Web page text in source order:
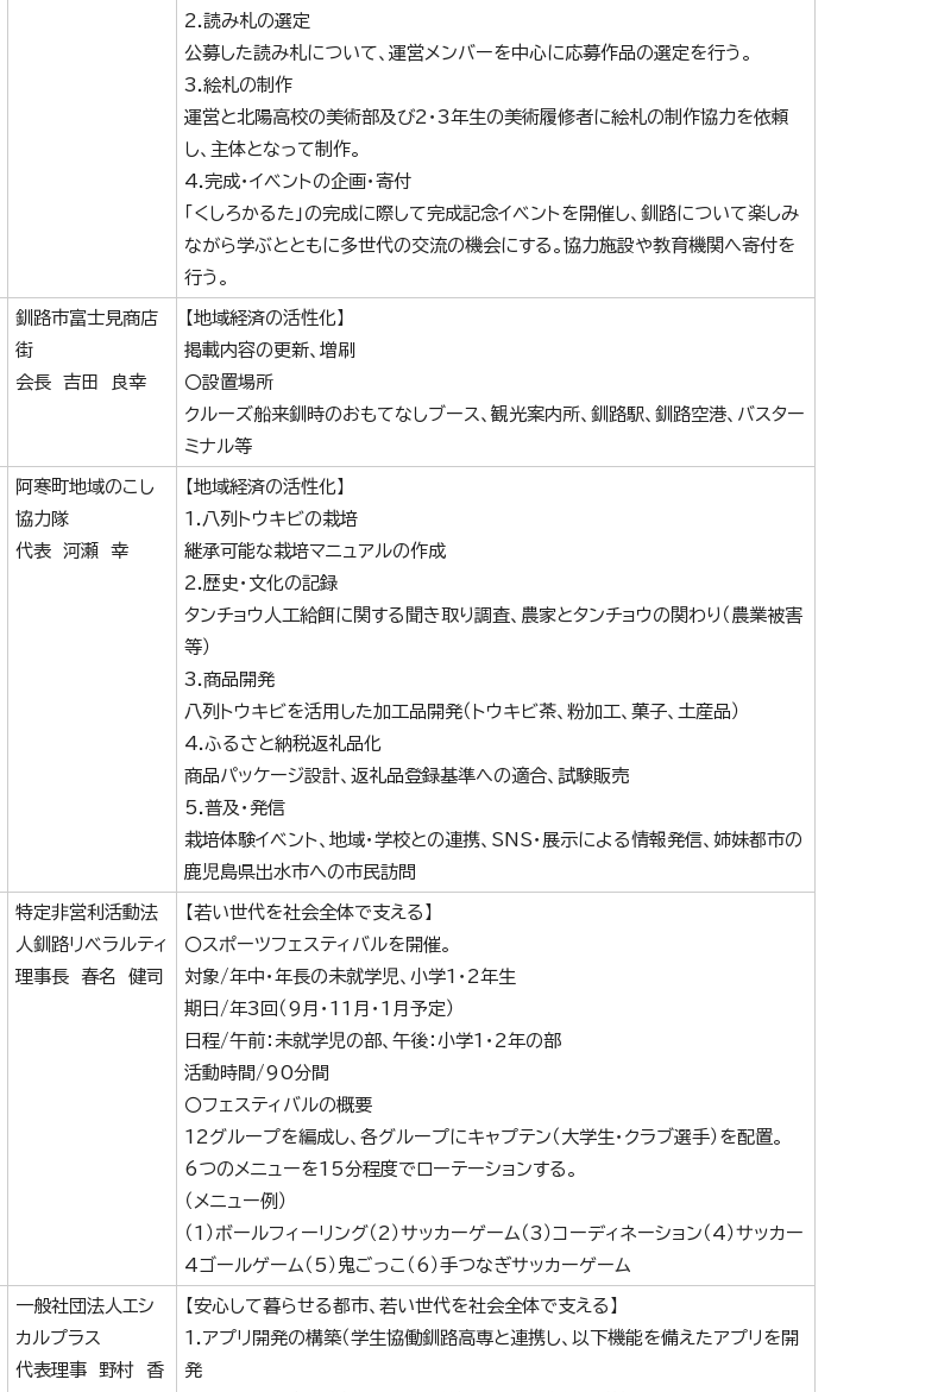
2.読み札の選定
公募した読み札について、運営メンバーを中心に応募作品の選定を行う。
3.絵札の制作
運営と北陽高校の美術部及び2・3年生の美術履修者に絵札の制作協力を依頼
し、主体となって制作。
4.完成・イベントの企画・寄付
「くしろかるた」の完成に際して完成記念イベントを開催し、釧路について楽しみ
ながら学ぶとともに多世代の交流の機会にする。協力施設や教育機関へ寄付を
行う。
釧路市富士見商店
街
会長 吉田 良幸
【地域経済の活性化】
掲載内容の更新、増刷
〇設置場所
クルーズ船来釧時のおもてなしブース、観光案内所、釧路駅、釧路空港、バスター
ミナル等
阿寒町地域のこし
協力隊
代表 河瀬 幸
【地域経済の活性化】
1.八列トウキビの栽培
継承可能な栽培マニュアルの作成
2.歴史・文化の記録
タンチョウ人工給餌に関する聞き取り調査、農家とタンチョウの関わり（農業被害
等）
3.商品開発
八列トウキビを活用した加工品開発（トウキビ茶、粉加工、菓子、土産品）
4.ふるさと納税返礼品化
商品パッケージ設計、返礼品登録基準への適合、試験販売
5.普及・発信
栽培体験イベント、地域・学校との連携、SNS・展示による情報発信、姉妹都市の
鹿児島県出水市への市民訪問
特定非営利活動法
人釧路リベラルティ
理事長 春名 健司
【若い世代を社会全体で支える】
〇スポーツフェスティバルを開催。
対象/年中・年長の未就学児、小学1・2年生
期日/年3回（9月・11月・1月予定）
日程/午前：未就学児の部、午後：小学1・2年の部
活動時間/90分間
〇フェスティバルの概要
12グループを編成し、各グループにキャプテン（大学生・クラブ選手）を配置。
6つのメニューを15分程度でローテーションする。
（メニュー例）
（1）ボールフィーリング（2）サッカーゲーム（3）コーディネーション（4）サッカー
4ゴールゲーム（5）鬼ごっこ（6）手つなぎサッカーゲーム
一般社団法人エシ
カルプラス
代表理事 野村 香
【安心して暮らせる都市、若い世代を社会全体で支える】
1.アプリ開発の構築（学生協働釧路高専と連携し、以下機能を備えたアプリを開
発